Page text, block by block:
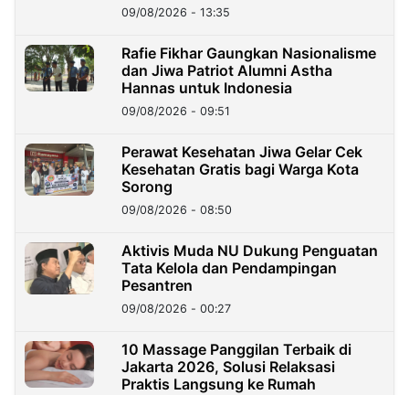
09/08/2026 - 13:35
Rafie Fikhar Gaungkan Nasionalisme
dan Jiwa Patriot Alumni Astha
Hannas untuk Indonesia
09/08/2026 - 09:51
Perawat Kesehatan Jiwa Gelar Cek
Kesehatan Gratis bagi Warga Kota
Sorong
09/08/2026 - 08:50
Aktivis Muda NU Dukung Penguatan
Tata Kelola dan Pendampingan
Pesantren
09/08/2026 - 00:27
10 Massage Panggilan Terbaik di
Jakarta 2026, Solusi Relaksasi
Praktis Langsung ke Rumah